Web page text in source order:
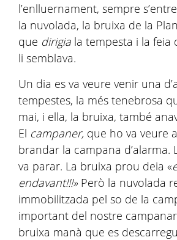
l’enlluernament, sempre
la nuvolada, la bruixa de la
que dirigia la tempesta i la feia
li semblava.
Un dia es va veure venir una
tempestes, la més tenebrosa
mai, i ella, la bruixa, també
El campaner, que ho va veure
brandar la campana d’alarma.
va parar. La bruixa prou deia «
endavant!!!»Però la nuvolada
immobilitzada pel so de la
important del nostre
bruixa manà que es